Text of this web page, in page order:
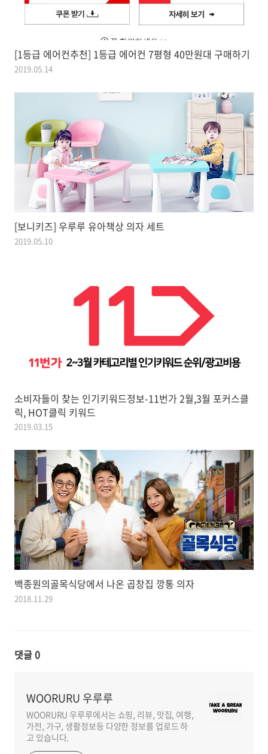
[1등급 에어컨추천] 1등급 에어컨 7평형 40만원대 구매하기
2019.05.14
[보니키즈] 우루루 유아책상 의자 세트
2019.05.10
소비자들이 찾는 인기키워드정보-11번가 2월,3월 포커스클
릭, HOT클릭 키워드
2019.03.15
백종원의골목식당에서 나온 곱창집 깡통 의자
2018.11.29
댓글0
WOORURU 우루루
WOORURU 우루루에서는 쇼핑, 리뷰, 맛집, 여행,
가전, 가구, 생활정보등 다양한 정보를 업로드 하
고 있습니다.